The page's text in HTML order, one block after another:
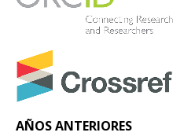
AÑOS ANTERIORES